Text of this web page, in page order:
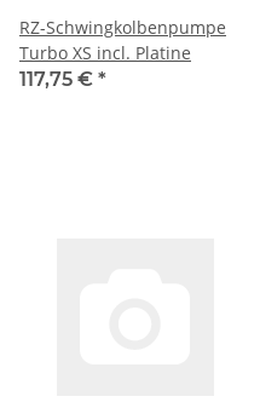
RZ-Schwingkolbenpumpe
Turbo XS incl. Platine
117,75 € *